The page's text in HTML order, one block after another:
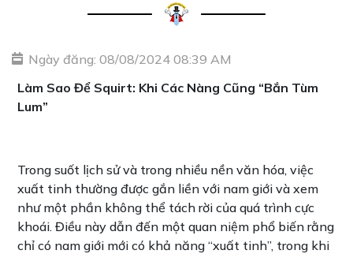
Ngày đăng: 08/08/2024 08:39 AM
Làm Sao Để Squirt: Khi Các Nàng Cũng “Bắn Tùm
Lum”
Trong suốt lịch sử và trong nhiều nền văn hóa, việc
xuất tinh thường được gắn liền với nam giới và xem
như một phần không thể tách rời của quá trình cực
khoái. Điều này dẫn đến một quan niệm phổ biến rằng
chỉ có nam giới mới có khả năng “xuất tinh”, trong khi